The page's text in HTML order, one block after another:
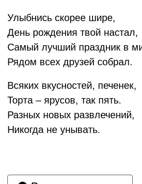
Улыбнись скорее шире,
День рождения твой настал,
Самый лучший праздник в
Рядом всех друзей собрал.
Всяких вкусностей, печенек,
Торта – ярусов, так пять.
Разных новых развлечений,
Никогда не унывать.